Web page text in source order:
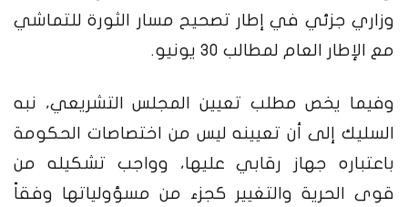
وزاري جزئي في إطار تصحيح مسار الثورة للتماشي
مع الإطار العام لمطالب 30 يونيو.
وفيما يخص مطلب تعيين المجلس التشريعي، نبه
السليك إلى أن تعيينه ليس من اختصاصات الحكومة
باعتباره جهاز رقابي عليها، وواجب تشكيله من
قوى الحرية والتغيير كجزء من مسؤولياتها وفقاً